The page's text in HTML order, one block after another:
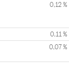
0,12 %
0,11 %
0,07 %